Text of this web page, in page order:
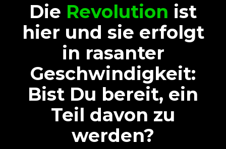
Die Revolution ist
hier und sie erfolgt
in rasanter
Geschwindigkeit:
Bist Du bereit, ein
Teil davon zu
werden?